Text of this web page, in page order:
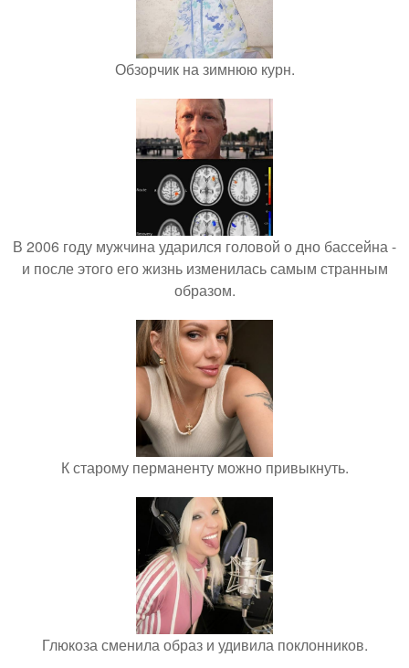
Обзорчик на зимнюю курн.
В 2006 году мужчина ударился головой о дно бассейна -
и после этого его жизнь изменилась самым странным
образом.
К старому перманенту можно привыкнуть.
Глюкоза сменила образ и удивила поклонников.